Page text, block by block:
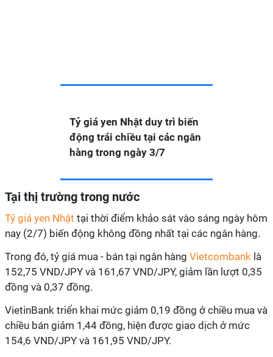
Tỷ giá yen Nhật duy trì biến
động trái chiều tại các ngân
hàng trong ngày 3/7
Tại thị trường trong nước
Tỷ giá yen Nhật tại thời điểm khảo sát vào sáng ngày hôm
nay (2/7) biến động không đồng nhất tại các ngân hàng.
Trong đó, tỷ giá mua - bán tại ngân hàng Vietcombank là
152,75 VND/JPY và 161,67 VND/JPY, giảm lần lượt 0,35
đồng và 0,37 đồng.
VietinBank triển khai mức giảm 0,19 đồng ở chiều mua và
chiều bán giảm 1,44 đồng, hiện được giao dịch ở mức
154,6 VND/JPY và 161,95 VND/JPY.